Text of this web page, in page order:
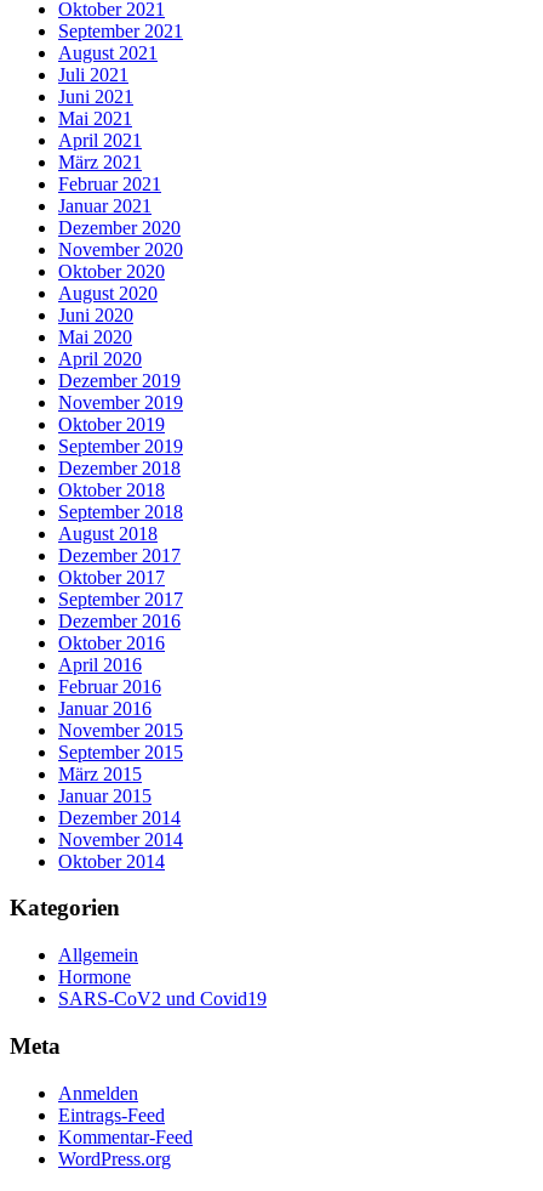
Oktober 2021
September 2021
August 2021
Juli 2021
Juni 2021
Mai 2021
April 2021
März 2021
Februar 2021
Januar 2021
Dezember 2020
November 2020
Oktober 2020
August 2020
Juni 2020
Mai 2020
April 2020
Dezember 2019
November 2019
Oktober 2019
September 2019
Dezember 2018
Oktober 2018
September 2018
August 2018
Dezember 2017
Oktober 2017
September 2017
Dezember 2016
Oktober 2016
April 2016
Februar 2016
Januar 2016
November 2015
September 2015
März 2015
Januar 2015
Dezember 2014
November 2014
Oktober 2014
Kategorien
Allgemein
Hormone
SARS-CoV2 und Covid19
Meta
Anmelden
Eintrags-Feed
Kommentar-Feed
WordPress.org